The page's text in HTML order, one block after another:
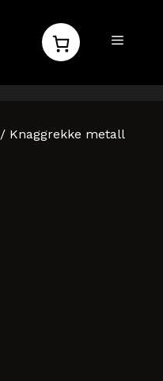
MENY
/ Knaggrekke metall